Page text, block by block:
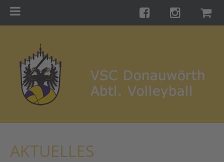
Training
Turniere
Kontakt
AKTUELLES